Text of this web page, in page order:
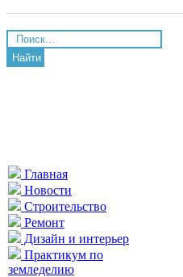
Найти
Главная
Новости
Строительство
Ремонт
Дизайн и интерьер
Практикум по
земледелию